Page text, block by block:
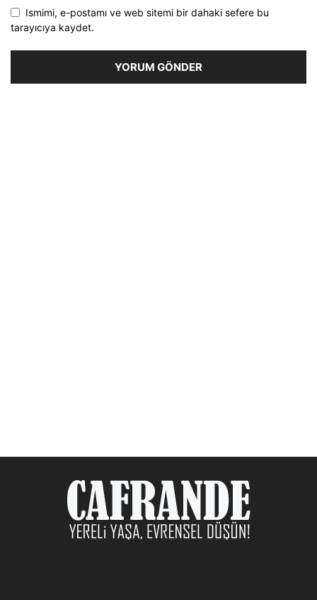
Ismimi, e-postamı ve web sitemi bir dahaki sefere bu
tarayıcıya kaydet.